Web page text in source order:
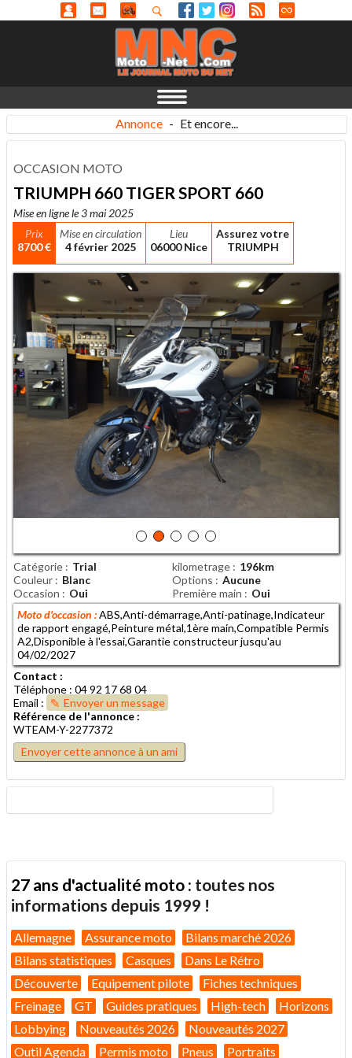
Annonce - Et encore...
OCCASION MOTO
TRIUMPH 660 TIGER SPORT 660
Mise en ligne le 3 mai 2025
Prix
8700 €
Mise en circulation
4 février 2025
Lieu
06000 Nice
Assurez votre
TRIUMPH
Catégorie Trial kilometrage
196km
Couleur
Blanc Options
Aucune
Occasion
Oui Première main
Oui
Moto d'occasion :ABS,Anti-démarrage,Anti-patinage,Indicateur
de rapport engagé,Peinture métal,1ère main,Compatible Permis
A2,Disponible à l'essai,Garantie constructeur jusqu'au
04/02/2027
Contact :
Téléphone : 04 92 17 68 04
Email :
Envoyer un message
Référence de l'annonce :
WTEAM-Y-2277372
Envoyer cette annonce à un ami
27 ans d'actualité moto : toutes nos
informations depuis 1999 !
Allemagne Assurance moto
Bilans marché 2026
Bilans statistiques
Casques
Dans Le Rétro
Découverte
Equipement pilote
Fiches techniques
Freinage
GT Guides pratiques High-tech
Horizons
Lobbying
Nouveautés 2026
Nouveautés 2027
Outil Agenda
Permis moto Pneus Portraits